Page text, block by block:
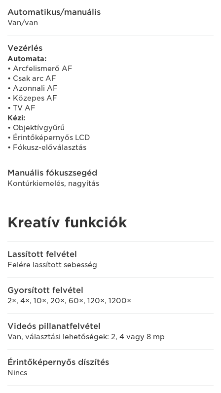
Automatikus/manuális
Van/van
Vezérlés
Automata:
• Arcfelismerő AF
• Csak arc AF
• Azonnali AF
• Közepes AF
• TV AF
Kézi:
• Objektívgyűrű
• Érintőképernyős LCD
• Fókusz-előválasztás
Manuális fókuszsegéd
Kontúrkiemelés, nagyítás
Kreatív funkciók
Lassított felvétel
Felére lassított sebesség
Gyorsított felvétel
2×, 4×, 10×, 20×, 60×, 120×, 1200×
Videós pillanatfelvétel
Van, választási lehetőségek: 2, 4 vagy 8 mp
Érintőképernyős díszítés
Nincs